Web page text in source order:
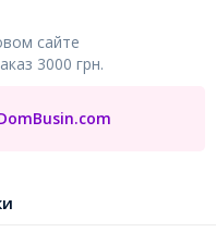
сайте
3000 грн.